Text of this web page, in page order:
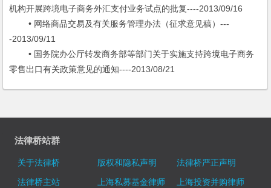
机构开展跨境电子商务外汇支付业务试点的批复----2013/09/16
• 网络商品交易及有关服务管理办法（征求意见稿）---
-2013/09/11
• 国务院办公厅转发商务部等部门关于实施支持跨境电子商务
零售出口有关政策意见的通知----2013/08/21
法律桥站群
关于法律桥 版权和隐私声明
法律桥严正声明
法律桥主站
上海私募基金律师
上海投资并购律师